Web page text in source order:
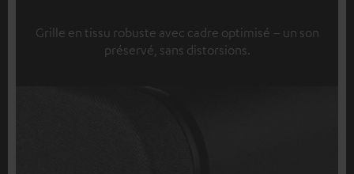
Grille en tissu robuste avec cadre optimisé – un son
préservé, sans distorsions.